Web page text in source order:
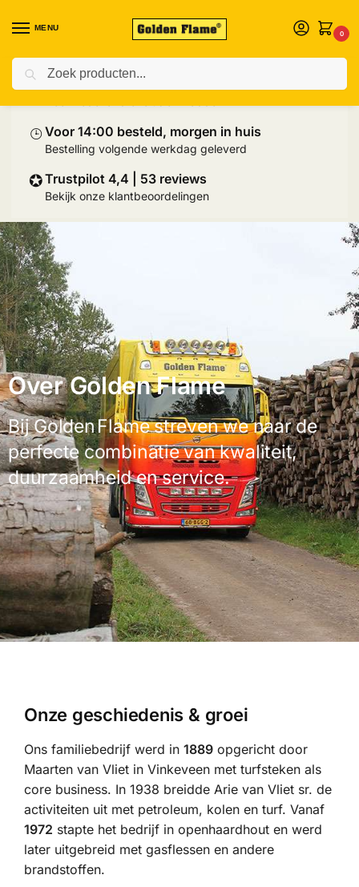
MENU
0
⛟Prijs inclusief palletlevering
⌚︎ Voor 14:00 besteld, morgen in huis
Bestelling volgende werkdag geleverd
✪Trustpilot 4,4 | 53 reviews
Bekijk onze klantbeoordelingen
Over Golden Flame
Bij Golden Flame streven we naar de
perfecte combinatie van kwaliteit,
duurzaamheid en service.
Onze geschiedenis & groei
Ons familiebedrijf werd in 1889 opgericht door
Maarten van Vliet in Vinkeveen met turfsteken als
core business. In 1938 breidde Arie van Vliet sr. de
activiteiten uit met petroleum, kolen en turf. Vanaf
1972 stapte het bedrijf in openhaardhout en werd
later uitgebreid met gasflessen en andere
brandstoffen.